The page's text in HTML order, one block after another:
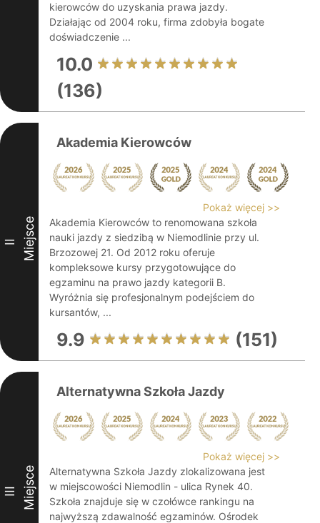
kierowców do uzyskania prawa jazdy.
Działając od 2004 roku, firma zdobyła bogate
doświadczenie ...
10.0
(136)
II Miejsce
Akademia Kierowców
Pokaż więcej >>
Akademia Kierowców to renomowana szkoła
nauki jazdy z siedzibą w Niemodlinie przy ul.
Brzozowej 21. Od 2012 roku oferuje
kompleksowe kursy przygotowujące do
egzaminu na prawo jazdy kategorii B.
Wyróżnia się profesjonalnym podejściem do
kursantów, ...
9.9 (151)
III Miejsce
Alternatywna Szkoła Jazdy
Pokaż więcej >>
Alternatywna Szkoła Jazdy zlokalizowana jest
w miejscowości Niemodlin - ulica Rynek 40.
Szkoła znajduje się w czołówce rankingu na
najwyższą zdawalność egzaminów. Ośrodek